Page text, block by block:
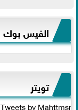
الفيس بوك
تويتر
Tweets by Mahttmsr